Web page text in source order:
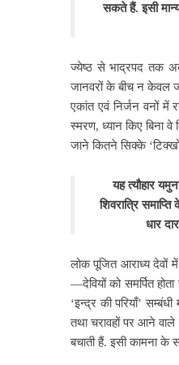
सकते हैं. इसी
ज्येष्ठ से भाद्रपद तक
जानवरों के बीच न केवल
एकांत एवं निर्जन वनों में
स्मरण, ध्यान किए बिना
जाने कितने सिक्के
यह त्यौहार
शिवरात्रि
धार
लोक पूजित आराध्य देवों में
—देवियों को समर्पित
‘इन्द्र की परियाँ’
तथा चरावहों पर आने
बचाती हैं. इसी कामना